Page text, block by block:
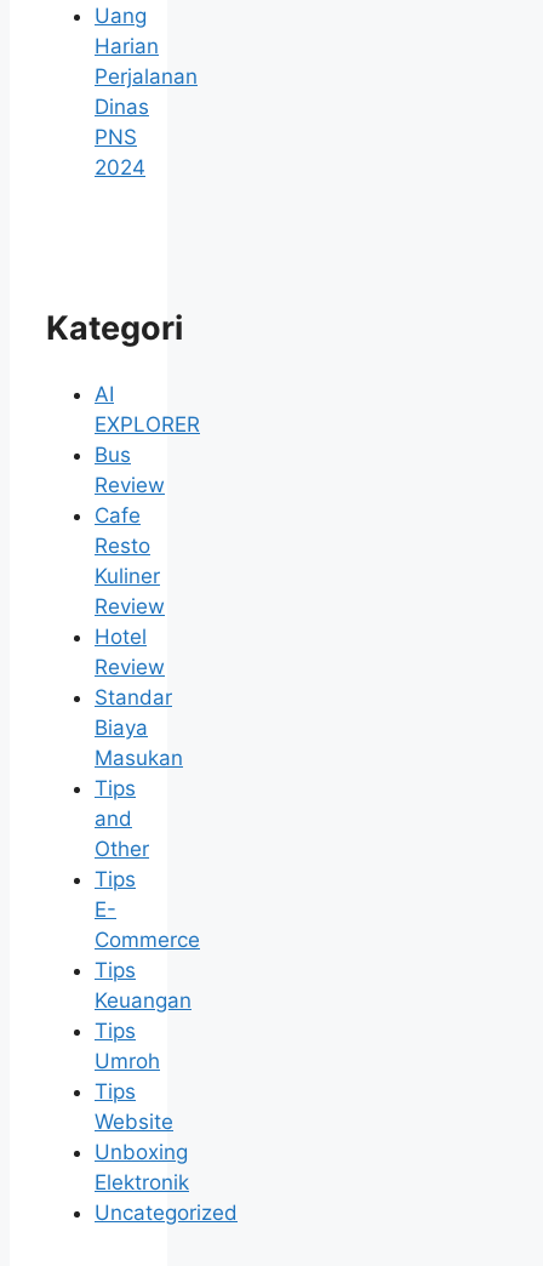
Uang
Harian
Perjalanan
Dinas
PNS
2024
Kategori
AI
EXPLORER
Bus
Review
Cafe
Resto
Kuliner
Review
Hotel
Review
Standar
Biaya
Masukan
Tips
and
Other
Tips
E-
Commerce
Tips
Keuangan
Tips
Umroh
Tips
Website
Unboxing
Elektronik
Uncategorized